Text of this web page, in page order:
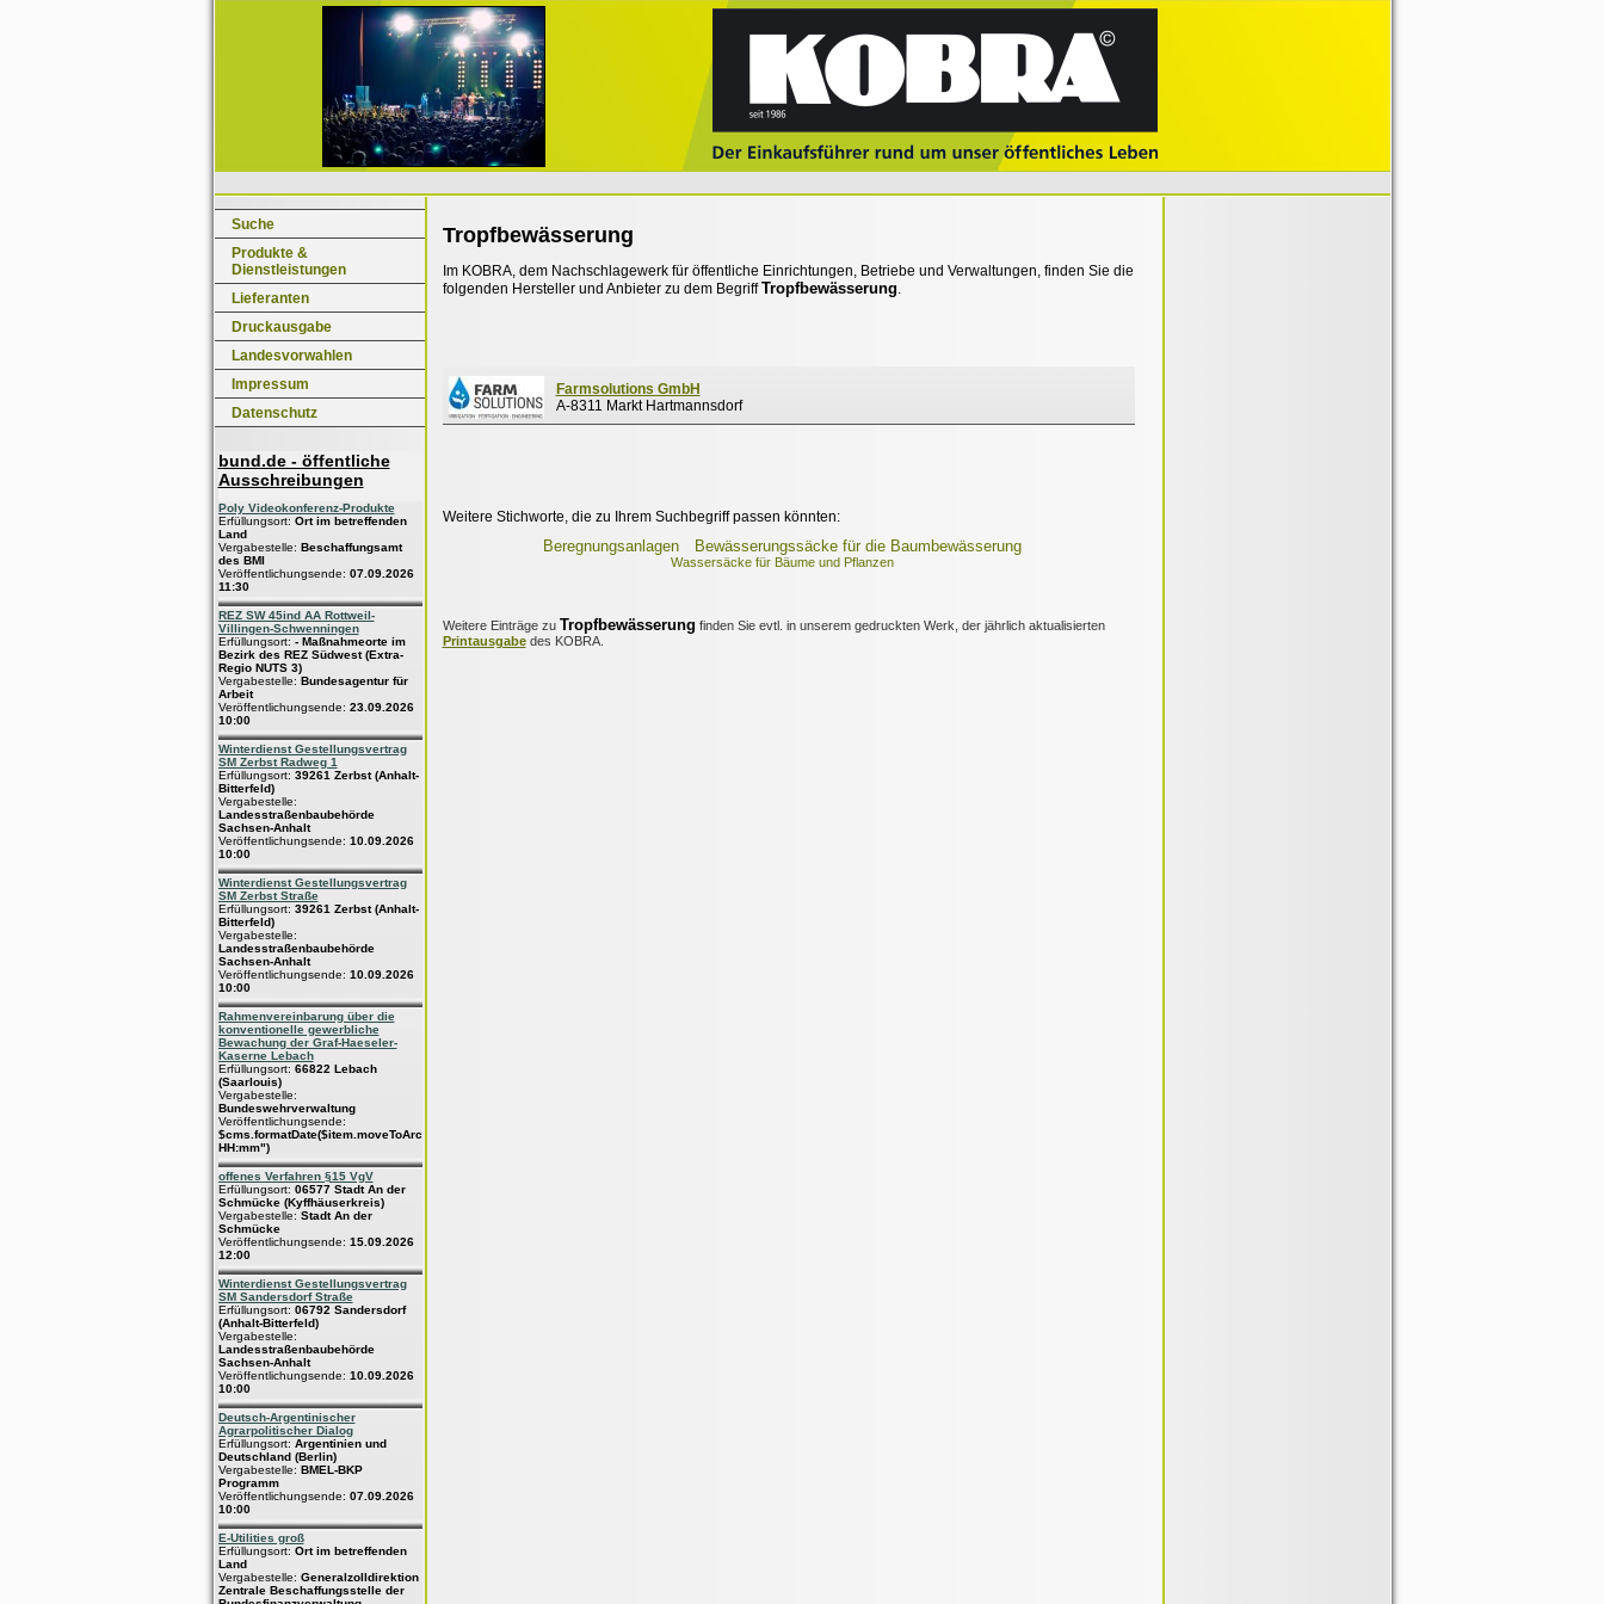
Suche
Produkte &
Dienstleistungen
Lieferanten
Druckausgabe
Landesvorwahlen
Impressum
Datenschutz
bund.de - öffentliche
Ausschreibungen
Poly Videokonferenz-Produkte
Erfüllungsort: Ort im betreffenden
Land
Vergabestelle: Beschaffungsamt
des BMI
Veröffentlichungsende: 07.09.2026
11:30
REZ SW 45ind AA Rottweil-
Villingen-Schwenningen
Erfüllungsort: - Maßnahmeorte im
Bezirk des REZ Südwest (Extra-
Regio NUTS 3)
Vergabestelle: Bundesagentur für
Arbeit
Veröffentlichungsende: 23.09.2026
10:00
Winterdienst Gestellungsvertrag
SM Zerbst Radweg 1
Erfüllungsort: 39261 Zerbst (Anhalt-
Bitterfeld)
Vergabestelle:
Landesstraßenbaubehörde
Sachsen-Anhalt
Veröffentlichungsende: 10.09.2026
10:00
Winterdienst Gestellungsvertrag
SM Zerbst Straße
Erfüllungsort: 39261 Zerbst (Anhalt-
Bitterfeld)
Vergabestelle:
Landesstraßenbaubehörde
Sachsen-Anhalt
Veröffentlichungsende: 10.09.2026
10:00
Rahmenvereinbarung über die
konventionelle gewerbliche
Bewachung der Graf-Haeseler-
Kaserne Lebach
Erfüllungsort: 66822 Lebach
(Saarlouis)
Vergabestelle:
Bundeswehrverwaltung
Veröffentlichungsende:
$cms.formatDate($item.moveToArchive,"dd.MM.yyyy
HH:mm")
offenes Verfahren §15 VgV
Erfüllungsort: 06577 Stadt An der
Schmücke (Kyffhäuserkreis)
Vergabestelle: Stadt An der
Schmücke
Veröffentlichungsende: 15.09.2026
12:00
Winterdienst Gestellungsvertrag
SM Sandersdorf Straße
Erfüllungsort: 06792 Sandersdorf
(Anhalt-Bitterfeld)
Vergabestelle:
Landesstraßenbaubehörde
Sachsen-Anhalt
Veröffentlichungsende: 10.09.2026
10:00
Deutsch-Argentinischer
Agrarpolitischer Dialog
Erfüllungsort: Argentinien und
Deutschland (Berlin)
Vergabestelle: BMEL-BKP
Programm
Veröffentlichungsende: 07.09.2026
10:00
E-Utilities groß
Erfüllungsort: Ort im betreffenden
Land
Vergabestelle: Generalzolldirektion
Zentrale Beschaffungsstelle der
Tropfbewässerung
Im KOBRA, dem Nachschlagewerk für öffentliche Einrichtungen, Betriebe und Verwaltungen, finden Sie die
folgenden Hersteller und Anbieter zu dem BegriffTropfbewässerung.
Farmsolutions GmbH
A-8311 Markt Hartmannsdorf
Weitere Stichworte, die zu Ihrem Suchbegriff passen könnten:
Beregnungsanlagen Bewässerungssäcke für die Baumbewässerung
Wassersäcke für Bäume und Pflanzen
Weitere Einträge zu Tropfbewässerung finden Sie evtl. in unserem gedruckten Werk, der jährlich aktualisierten
Printausgabedes KOBRA.